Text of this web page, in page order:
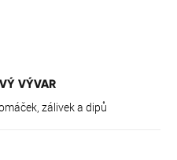
VÝVAR
zálivek a dipů